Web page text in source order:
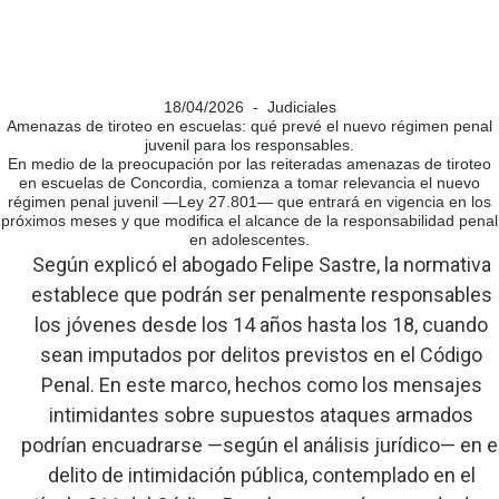
18/04/2026 - Judiciales
Amenazas de tiroteo en escuelas: qué prevé el nuevo régimen penal
juvenil para los responsables.
En medio de la preocupación por las reiteradas amenazas de tiroteo
en escuelas de Concordia, comienza a tomar relevancia el nuevo
régimen penal juvenil —Ley 27.801— que entrará en vigencia en los
próximos meses y que modifica el alcance de la responsabilidad penal
en adolescentes.
Según explicó el abogado Felipe Sastre, la normativa
establece que podrán ser penalmente responsables
los jóvenes desde los 14 años hasta los 18, cuando
sean imputados por delitos previstos en el Código
Penal. En este marco, hechos como los mensajes
intimidantes sobre supuestos ataques armados
podrían encuadrarse —según el análisis jurídico— en
delito de intimidación pública, contemplado en el